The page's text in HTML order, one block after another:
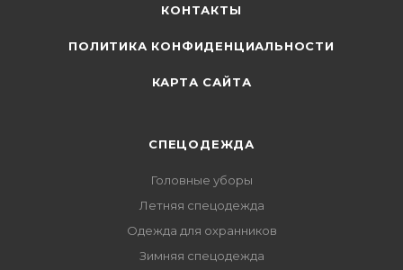
КОНТАКТЫ
ПОЛИТИКА КОНФИДЕНЦИАЛЬНОСТИ
КАРТА САЙТА
СПЕЦОДЕЖДА
Головные уборы
Летняя спецодежда
Одежда для охранников
Зимняя спецодежда